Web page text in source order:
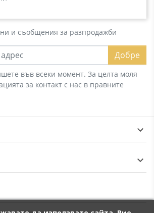
и съобщения за разпродажби
Добре
във всеки момент. За целта моля
за контакт с нас в правните